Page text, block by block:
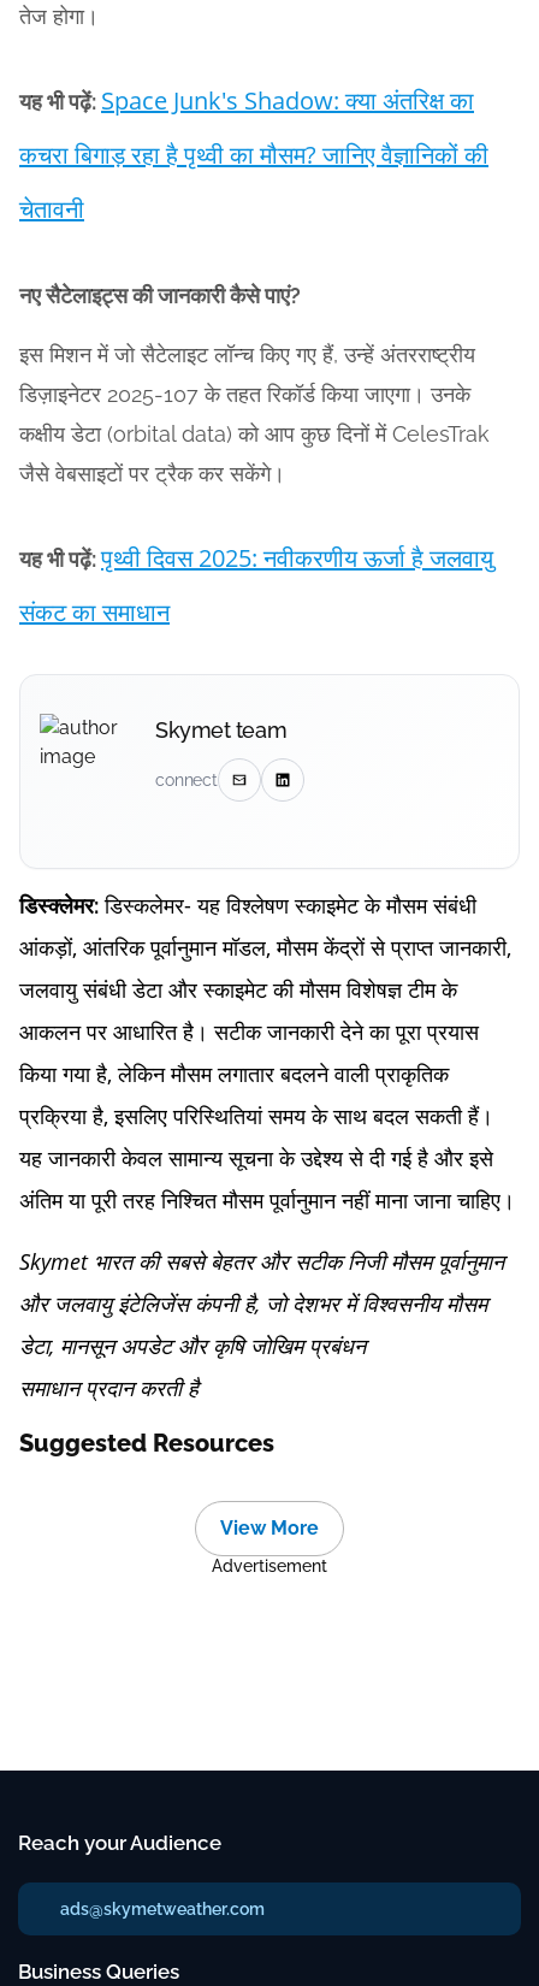
तेज होगा।
यह भी पढ़ें: Space Junk's Shadow: क्या अंतरिक्ष का
कचरा बिगाड़ रहा है पृथ्वी का मौसम? जानिए वैज्ञानिकों की
चेतावनी
नए सैटेलाइट्स की जानकारी कैसे पाएं?
इस मिशन में जो सैटेलाइट लॉन्च किए गए हैं, उन्हें अंतरराष्ट्रीय
डिज़ाइनेटर 2025-107 के तहत रिकॉर्ड किया जाएगा। उनके
कक्षीय डेटा (orbital data) को आप कुछ दिनों में CelesTrak
जैसे वेबसाइटों पर ट्रैक कर सकेंगे।
यह भी पढ़ें:पृथ्वी दिवस 2025: नवीकरणीय ऊर्जा है जलवायु
संकट का समाधान
Skymet team
connect
डिस्क्लेमर:डिस्कलेमर- यह विश्लेषण स्काइमेट के मौसम संबंधी
आंकड़ों, आंतरिक पूर्वानुमान मॉडल, मौसम केंद्रों से प्राप्त जानकारी,
जलवायु संबंधी डेटा और स्काइमेट की मौसम विशेषज्ञ टीम के
आकलन पर आधारित है। सटीक जानकारी देने का पूरा प्रयास
किया गया है, लेकिन मौसम लगातार बदलने वाली प्राकृतिक
प्रक्रिया है, इसलिए परिस्थितियां समय के साथ बदल सकती हैं।
यह जानकारी केवल सामान्य सूचना के उद्देश्य से दी गई है और इसे
अंतिम या पूरी तरह निश्चित मौसम पूर्वानुमान नहीं माना जाना चाहिए।
Skymet भारत की सबसे बेहतर और सटीक निजी मौसम पूर्वानुमान
और जलवायु इंटेलिजेंस कंपनी है, जो देशभर में विश्वसनीय मौसम
डेटा, मानसून अपडेट और कृषि जोखिम प्रबंधन
समाधान प्रदान करती है
Suggested Resources
View More
Advertisement
Reach your Audience
ads@skymetweather.com
Business Queries